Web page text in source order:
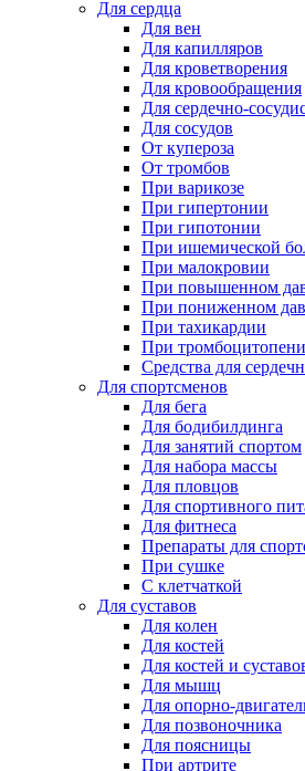
Для сердца
Для вен
Для капилляров
Для кроветворения
Для кровообращения
Для сердечно-
Для сосудов
От купероза
От тромбов
При варикозе
При гипертонии
При гипотонии
При ишемической
При малокровии
При повышенном
При пониженном
При тахикардии
При
Средства для
Для спортсменов
Для бега
Для бодибилдинга
Для занятий спортом
Для набора массы
Для пловцов
Для спортивного
Для фитнеса
Препараты для
При сушке
С клетчаткой
Для суставов
Для колен
Для костей
Для костей и
Для мышц
Для опорно-
Для позвоночника
Для поясницы
При артрите